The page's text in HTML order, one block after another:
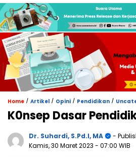
Home / Artikel / Opini / Pendidikan /
K0nsep Dasar
Dr. Suhardi, S.Pd.I, MA
-
Kamis, 30 Maret 2023 - 07:00 WIB